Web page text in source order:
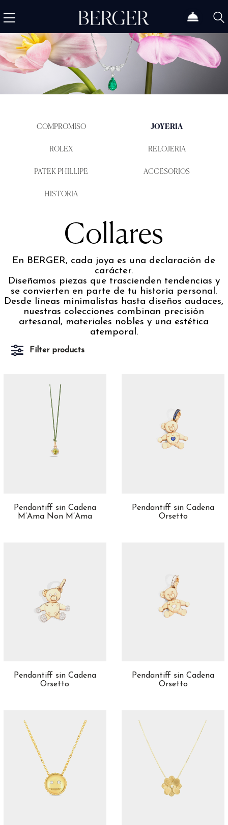
COMPROMISO JOYERIA
ROLEX RELOJERIA
PATEK PHILLIPE ACCESORIOS
HISTORIA
Collares
En BERGER, cada joya es una declaración de
carácter.
Diseñamos piezas que trascienden tendencias y
se convierten en parte de tu historia personal.
Desde líneas minimalistas hasta diseños audaces,
nuestras colecciones combinan precisión
artesanal, materiales nobles y una estética
atemporal.
Filter products
Berger 72
Marco Bicego
Pomellato
Roberto Coin
Oro Rosa 33
Pendantiff sin Cadena
M’Ama Non M’Ama
Pendantiff sin Cadena
Orsetto
Pendantiff sin Cadena
Orsetto
Pendantiff sin Cadena
Orsetto